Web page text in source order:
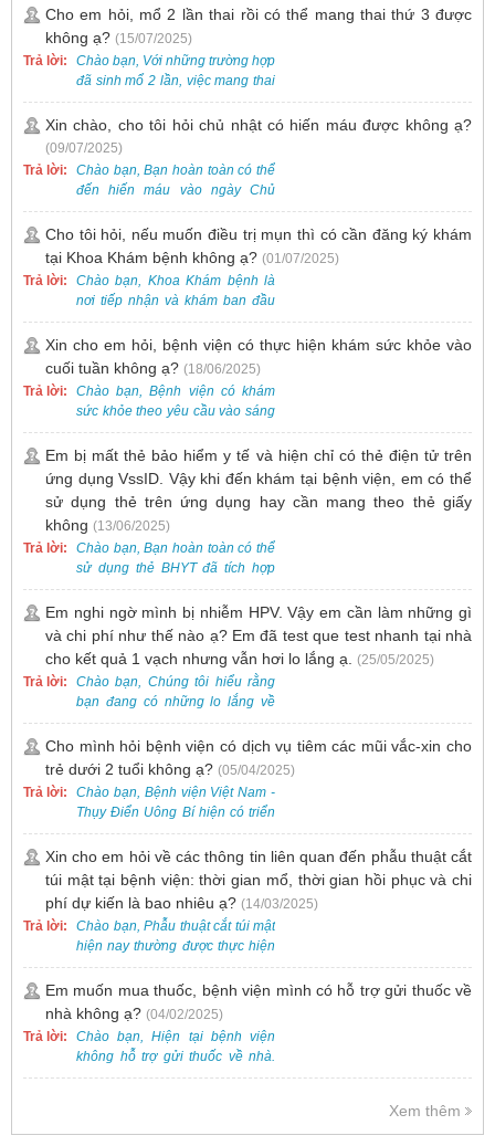
0988 270 115. Nếu cần hỗ trợ
thêm, vui lòng liên hệ qua Zalo
hoặc Fanpage Bệnh viện Việt
Nam - Thụy Điển Uông Bí.
theo từng đợt, không phải lúc
nào cũng có sẵn.
Cho em hỏi, mổ 2 lần thai rồi có thể mang thai thứ 3 được
không ạ? (15/07/2025)
Trả lời:
Chào bạn, Với những trường hợp
đã sinh mổ 2 lần, việc mang thai
lần 3 vẫn có thể thực hiện được.
Tại Bệnh viện, chúng tôi đã tiếp
nhận và hỗ trợ nhiều thai phụ có
nhu cầu tương tự.
Xin chào, cho tôi hỏi chủ nhật có hiến máu được không ạ?
(09/07/2025)
Trả lời:
Chào bạn, Bạn hoàn toàn có thể
đến hiến máu vào ngày Chủ
Nhật.
Cho tôi hỏi, nếu muốn điều trị mụn thì có cần đăng ký khám
tại Khoa Khám bệnh không ạ? (01/07/2025)
Trả lời:
Chào bạn, Khoa Khám bệnh là
nơi tiếp nhận và khám ban đầu
cho tất cả các trường hợp, bao
gồm cả điều trị mụn. Vì vậy, bạn
cần đăng ký khám tại Khoa
Khám bệnh trước.
Xin cho em hỏi, bệnh viện có thực hiện khám sức khỏe vào
cuối tuần không ạ? (18/06/2025)
Trả lời:
Chào bạn, Bệnh viện có khám
sức khỏe theo yêu cầu vào sáng
thứ Bảy. Nếu bạn có nhu cầu, vui
lòng đặt lịch trước để được sắp
xếp thời gian phù hợp.
Em bị mất thẻ bảo hiểm y tế và hiện chỉ có thẻ điện tử trên
ứng dụng VssID. Vậy khi đến khám tại bệnh viện, em có thể
sử dụng thẻ trên ứng dụng hay cần mang theo thẻ giấy
không (13/06/2025)
Trả lời:
Chào bạn, Bạn hoàn toàn có thể
sử dụng thẻ BHYT đã tích hợp
trên ứng dụng VssID khi đến
khám và không cần mang theo
thẻ giấy.
Em nghi ngờ mình bị nhiễm HPV. Vậy em cần làm những gì
và chi phí như thế nào ạ? Em đã test que test nhanh tại nhà
cho kết quả 1 vạch nhưng vẫn hơi lo lắng ạ. (25/05/2025)
Trả lời:
Chào bạn, Chúng tôi hiểu rằng
bạn đang có những lo lắng về
nguy cơ nhiễm HPV. Tại Bệnh
viện Việt Nam - Thụy Điển Uông
Bí, chúng tôi cung cấp các dịch
vụ thăm khám và xét nghiệm
chuyên sâu để phát hiện sớm
HPV và tầm soát ung thư cổ tử
Cho mình hỏi bệnh viện có dịch vụ tiêm các mũi vắc-xin cho
trẻ dưới 2 tuổi không ạ? (05/04/2025)
Trả lời:
Chào bạn, Bệnh viện Việt Nam -
Thụy Điển Uông Bí hiện có triển
khai dịch vụ tiêm vắc-xin cho trẻ
dưới 2 tuổi.
Xin cho em hỏi về các thông tin liên quan đến phẫu thuật cắt
túi mật tại bệnh viện: thời gian mổ, thời gian hồi phục và chi
phí dự kiến là bao nhiêu ạ? (14/03/2025)
Trả lời:
Chào bạn, Phẫu thuật cắt túi mật
hiện nay thường được thực hiện
bằng phương pháp nội soi, đây
là một kỹ thuật ít xâm lấn, an toàn
và phổ biến.
Em muốn mua thuốc, bệnh viện mình có hỗ trợ gửi thuốc về
nhà không ạ? (04/02/2025)
Trả lời:
Chào bạn, Hiện tại bệnh viện
không hỗ trợ gửi thuốc về nhà.
Việc cấp phát thuốc tại bệnh viện
trực tiếp.
Xem thêm